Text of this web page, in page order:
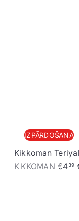
IZPĀRDOŠANA
Kikkoman
KIKKOMANI€439